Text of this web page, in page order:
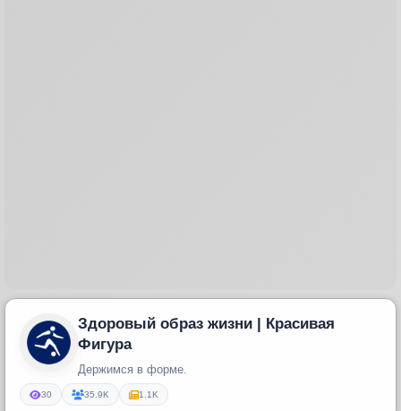
Здоровый образ жизни | Красивая
Фигура
Держимся в форме.
30 35.9K 1.1K